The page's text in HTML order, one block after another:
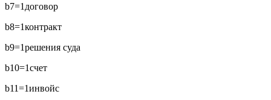
b7=1 договор
b8=1контракт
b9=1решения суда
b10=1счет
b11=1инвойс